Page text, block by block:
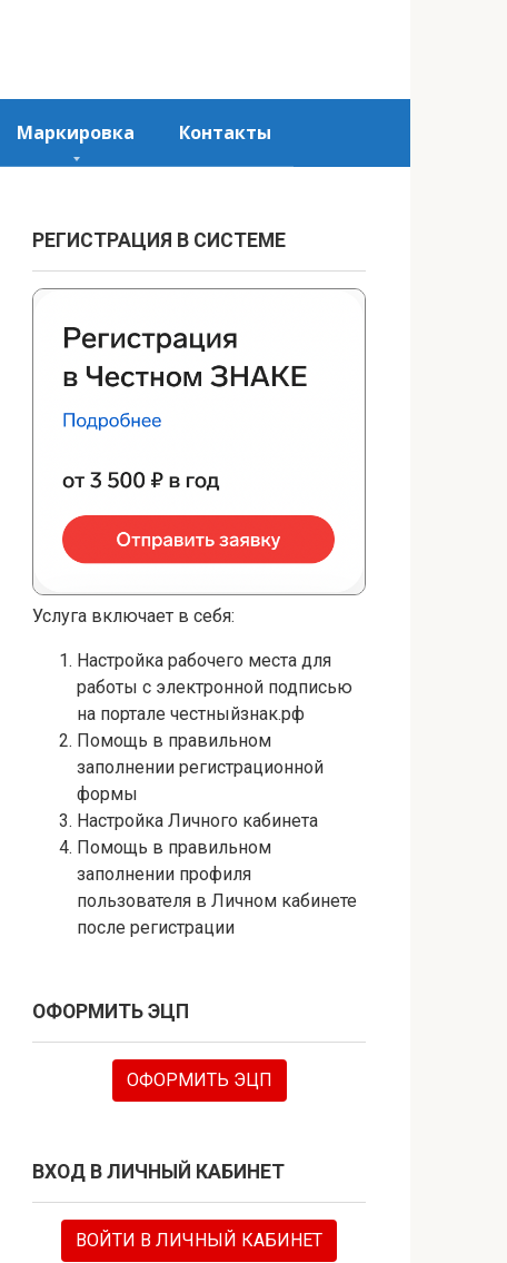
Маркировка Контакты
РЕГИСТРАЦИЯ В СИСТЕМЕ
Услуга включает в себя:
Настройка рабочего места для
работы с электронной подписью
на портале честныйзнак.рф
Помощь в правильном
заполнении регистрационной
формы
Настройка Личного кабинета
Помощь в правильном
заполнении профиля
пользователя в Личном кабинете
после регистрации
ОФОРМИТЬ ЭЦП
ОФОРМИТЬ ЭЦП
ВХОД В ЛИЧНЫЙ КАБИНЕТ
ВОЙТИ В ЛИЧНЫЙ КАБИНЕТ